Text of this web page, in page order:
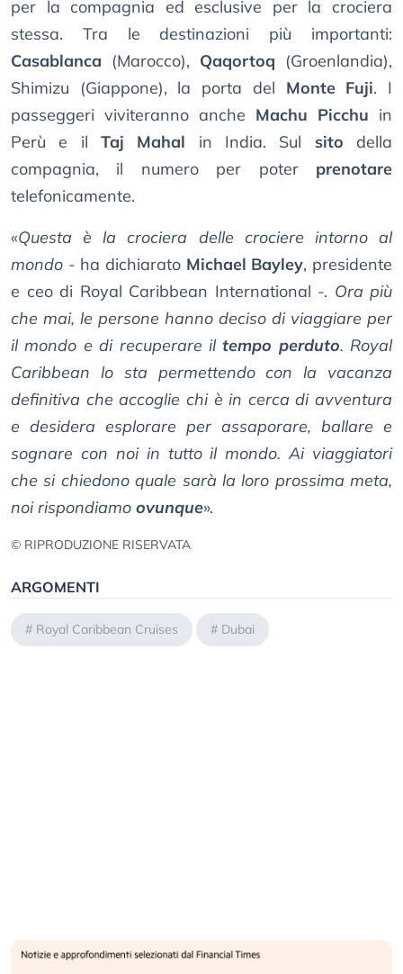
per la compagnia ed esclusive per la crociera
stessa. Tra le destinazioni più importanti:
Casablanca (Marocco), Qaqortoq (Groenlandia),
Shimizu (Giappone), la porta del Monte Fuji. I
passeggeri viviteranno anche Machu Picchu in
Perù e il Taj Mahal in India. Sul sito della
compagnia, il numero per poter prenotare
telefonicamente.
«Questa è la crociera delle crociere intorno al
mondo - ha dichiarato Michael Bayley, presidente
e ceo di Royal Caribbean International -. Ora più
che mai, le persone hanno deciso di viaggiare per
il mondo e di recuperare iltempo perduto. Royal
Caribbean lo sta permettendo con la vacanza
definitiva che accoglie chi è in cerca di avventura
e desidera esplorare per assaporare, ballare e
sognare con noi in tutto il mondo. Ai viaggiatori
che si chiedono quale sarà la loro prossima meta,
noi rispondiamo ovunque».
© RIPRODUZIONE RISERVATA
ARGOMENTI
# Royal Caribbean Cruises # Dubai